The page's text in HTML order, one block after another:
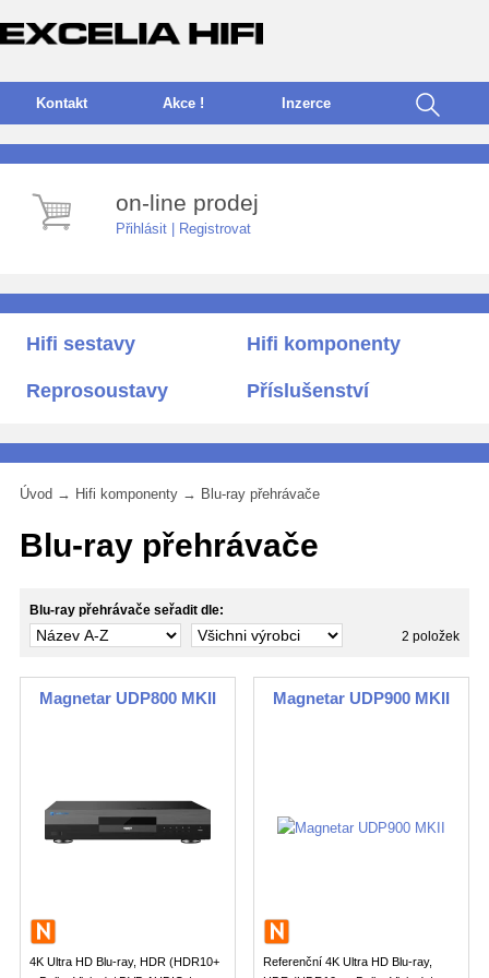
Kontakt Akce ! nzerce
on-line prodej
Přihlásit Registrovat
Hifi sestavy Hifi komponenty
Reprosoustavy Příslušenství
Úvod → Hifi komponenty → Blu-ray přehrávače
Blu-ray přehrávače
Blu-ray přehrávače seřadit dle:
2 položek
Magnetar UDP800 MKII
4K Ultra HD Blu-ray, HDR (HDR10+
Magnetar UDP900 MKII
Referenční 4K Ultra HD Blu-ray,